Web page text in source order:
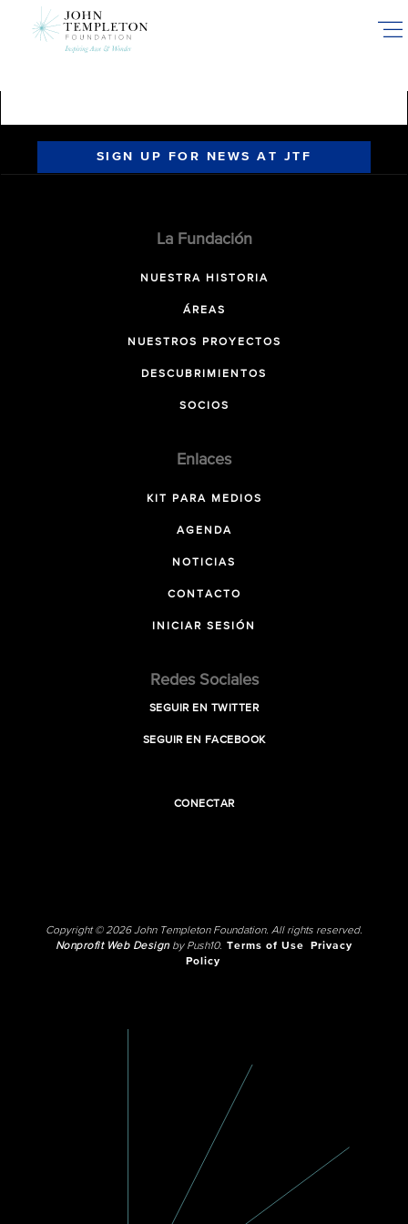
SIGN UP FOR NEWS AT JTF
La Fundación
NUESTRA HISTORIA
ÁREAS
NUESTROS PROYECTOS
DESCUBRIMIENTOS
SOCIOS
Enlaces
KIT PARA MEDIOS
AGENDA
NOTICIAS
CONTACTO
INICIAR SESIÓN
Redes Sociales
SEGUIR EN TWITTER
SEGUIR EN FACEBOOK
CONECTAR
Copyright © 2026 John Templeton Foundation. All rights reserved.
Nonprofit Web Designby Push10. Terms of Use
Privacy
Policy